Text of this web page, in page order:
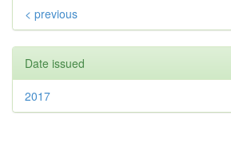
< previous
Date issued
2017